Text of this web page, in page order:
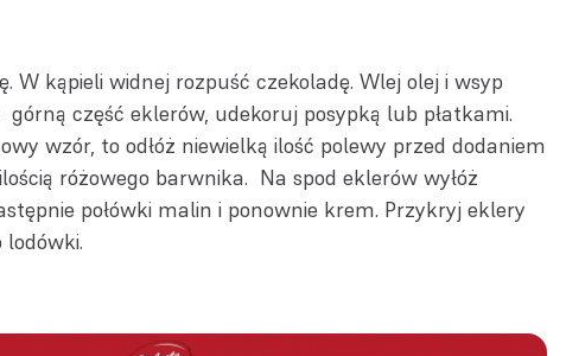
W kąpieli widnej rozpuść czekoladę. Wlej olej i wsyp
część eklerów, udekoruj posypką lub płatkami.
wzór, to odłóż niewielką ilość polewy przed dodaniem
różowego barwnika. Na spod eklerów wyłóż
połówki malin i ponownie krem. Przykryj eklery
lodówki.